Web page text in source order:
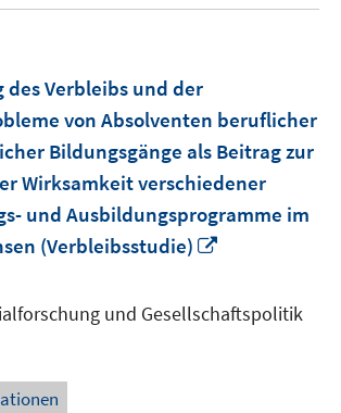
des Verbleibs und der
von Absolventen beruflicher
Bildungsgänge als Beitrag zur
Wirksamkeit verschiedener
und Ausbildungsprogramme im
(Verbleibsstudie)
öffnen
und Gesellschaftspolitik